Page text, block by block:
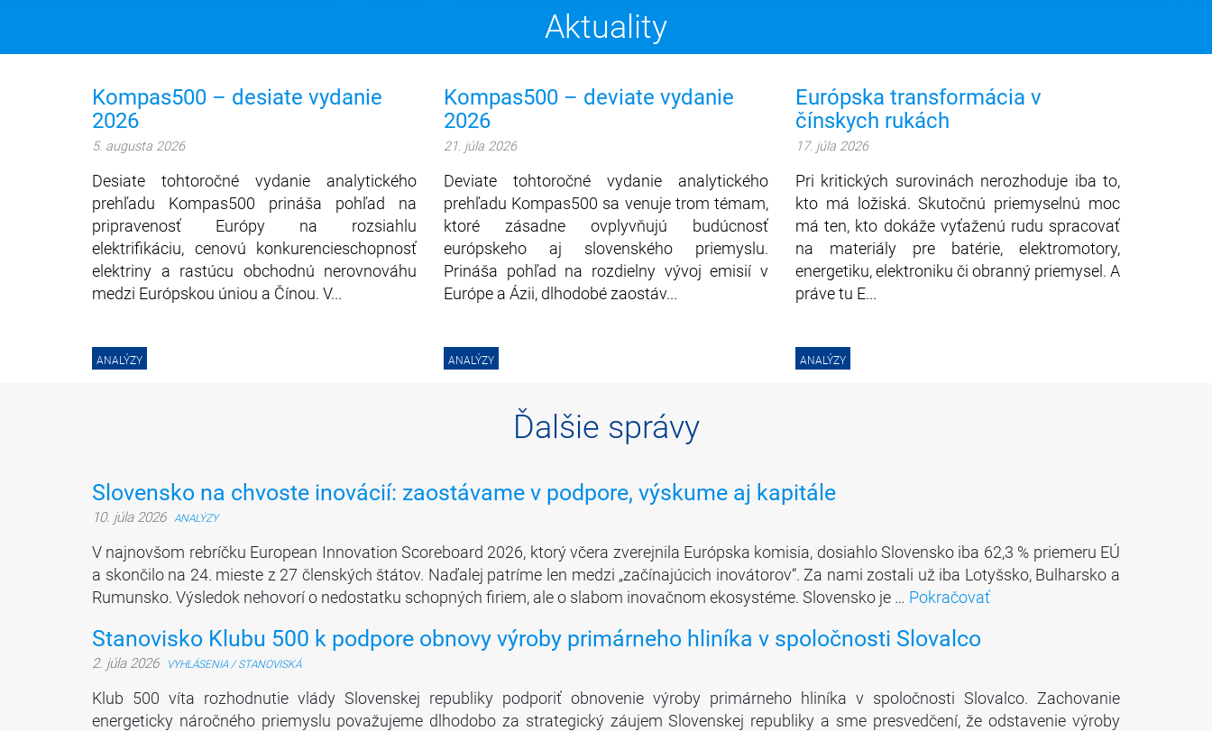
Aktuality
Kompas500 – desiate vydanie
2026
5. augusta 2026
Desiate tohtoročné vydanie analytického
prehľadu Kompas500 prináša pohľad na
pripravenosť Európy na rozsiahlu
elektrifikáciu, cenovú konkurencieschopnosť
elektriny a rastúcu obchodnú nerovnováhu
medzi Európskou úniou a Čínou. V...
ANALÝZY
Kompas500 – deviate vydanie
2026
21. júla 2026
Deviate tohtoročné vydanie analytického
prehľadu Kompas500 sa venuje trom témam,
ktoré zásadne ovplyvňujú budúcnosť
európskeho aj slovenského priemyslu.
Prináša pohľad na rozdielny vývoj emisií v
Európe a Ázii, dlhodobé zaostáv...
ANALÝZY
Európska transformácia v
čínskych rukách
17. júla 2026
Pri kritických surovinách nerozhoduje iba to,
kto má ložiská. Skutočnú priemyselnú moc
má ten, kto dokáže vyťaženú rudu spracovať
na materiály pre batérie, elektromotory,
energetiku, elektroniku či obranný priemysel. A
práve tu E...
ANALÝZY
Ďalšie správy
Slovensko na chvoste inovácií: zaostávame v podpore, výskume aj kapitále
10. júla 2026 ANALÝZY
V najnovšom rebríčku European Innovation Scoreboard 2026, ktorý včera zverejnila Európska komisia, dosiahlo Slovensko iba 62,3 % priemeru EÚ
a skončilo na 24. mieste z 27 členských štátov. Naďalej patríme len medzi „začínajúcich inovátorov“. Za nami zostali už iba Lotyšsko, Bulharsko a
Rumunsko. Výsledok nehovorí o nedostatku schopných firiem, ale o slabom inovačnom ekosystéme. Slovensko je … Pokračovať
Stanovisko Klubu 500 k podpore obnovy výroby primárneho hliníka v spoločnosti Slovalco
2. júla 2026 VYHLÁSENIA / STANOVISKÁ
Klub 500 víta rozhodnutie vlády Slovenskej republiky podporiť obnovenie výroby primárneho hliníka v spoločnosti Slovalco. Zachovanie
energeticky náročného priemyslu považujeme dlhodobo za strategický záujem Slovenskej republiky a sme presvedčení, že odstavenie výroby